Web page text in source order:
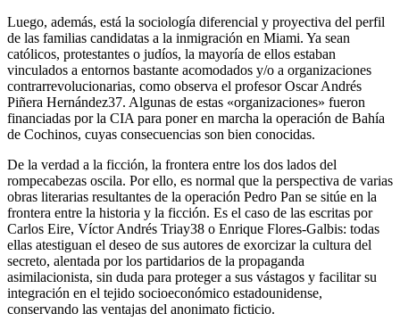
Luego, además, está la sociología diferencial y proyectiva del perfil
de las familias candidatas a la inmigración en Miami. Ya sean
católicos, protestantes o judíos, la mayoría de ellos estaban
vinculados a entornos bastante acomodados y/o a organizaciones
contrarrevolucionarias, como observa el profesor Oscar Andrés
Piñera Hernández37. Algunas de estas «organizaciones» fueron
financiadas por la CIA para poner en marcha la operación de Bahía
de Cochinos, cuyas consecuencias son bien conocidas.
De la verdad a la ficción, la frontera entre los dos lados del
rompecabezas oscila. Por ello, es normal que la perspectiva de varias
obras literarias resultantes de la operación Pedro Pan se sitúe en la
frontera entre la historia y la ficción. Es el caso de las escritas por
Carlos Eire, Víctor Andrés Triay38 o Enrique Flores-Galbis: todas
ellas atestiguan el deseo de sus autores de exorcizar la cultura del
secreto, alentada por los partidarios de la propaganda
asimilacionista, sin duda para proteger a sus vástagos y facilitar su
integración en el tejido socioeconómico estadounidense,
conservando las ventajas del anonimato ficticio.